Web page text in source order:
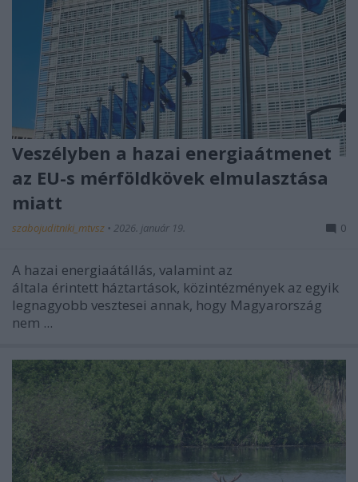
Veszélyben a hazai energiaátmenet
az EU-s mérföldkövek elmulasztása
miatt
szabojuditniki_mtvsz • 2026. január 19. 0
A hazai energiaátállás, valamint az
általa érintett háztartások, közintézmények az egyik
legnagyobb vesztesei annak, hogy Magyarország
nem ...